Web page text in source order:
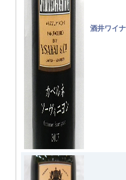
酒井ワイ